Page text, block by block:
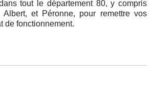
tout le département 80, y compris
Albert, et Péronne, pour remettre vos
de fonctionnement.